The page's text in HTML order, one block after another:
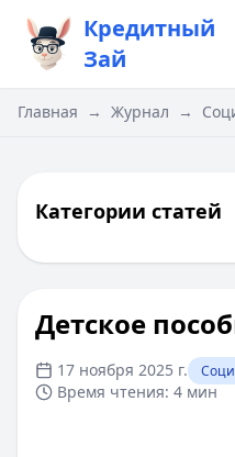
Кредитный
Зай
Главная → Журнал →
Категории статей
​Детское
17 ноября 2025 г.
Время чтения: 4 мин